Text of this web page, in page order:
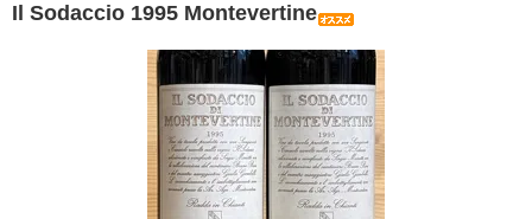
Il Sodaccio 1995 Montevertine